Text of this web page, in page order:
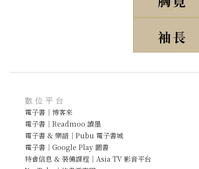
數位平台
電子書｜博客來
電子書｜Readmoo 讀墨
電子書 & 樂譜｜Pubu 電子書城
電子書｜Google Play 圖書
特會信息 & 裝備課程｜Asia TV 影音平台